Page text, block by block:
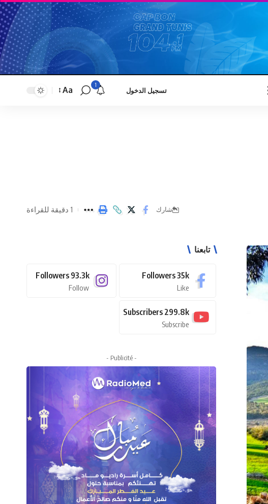
تسجيل الدخول
1
Font
Aa
شارك 1 دقيقة للقراءة
تابعنا
35k
Followers
Like
93.3k
Followers
Follow
299.8k
Subscribers
Subscribe
- Publicité -